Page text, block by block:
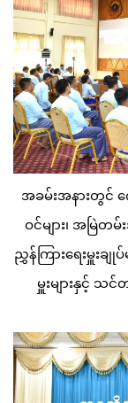
အခမ်းအနားတွင် က
ဝင်များ၊ အမြဲတ
ညွှန်ကြားရေးမှူးချုပ်
မှူးများနှင့် သ